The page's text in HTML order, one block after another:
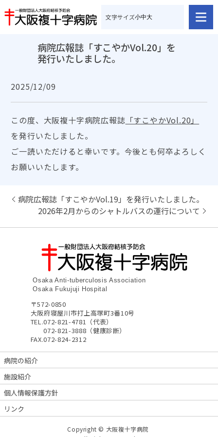
文字サイズ小中大
病院広報誌「すこやかVol.20」を
発行いたしました。
2025/12/09
この度、大阪複十字病院広報誌 「すこやかVol.20」
を発行いたしました。
ご一読いただけると幸いです。今後とも何卒よろしく
お願いいたします。
病院広報誌「すこやかVol.19」を発行いたしました。
2026年2月からのシャトルバスの運行について
Osaka Anti-tuberculosis Association
Osaka Fukujuji Hospital
〒572-0850
大阪府寝屋川市打上高塚町3番10号
TEL.072-821-4781（代表）
072-821-3888（健康診断）
FAX.072-824-2312
病院の紹介
施設紹介
個人情報保護方針
リンク
Copyright © 大阪複十字病院